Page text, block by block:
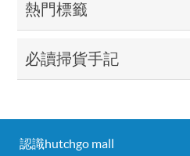
熱門標籤
必讀掃貨手記
認識hutchgo mall